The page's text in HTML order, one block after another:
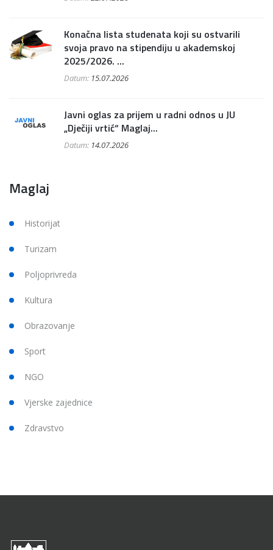
Konačna lista studenata koji su ostvarili
svoja pravo na stipendiju u akademskoj
2025/2026. ...
Datum: 15.07.2026
Javni oglas za prijem u radni odnos u JU
„Dječiji vrtić“ Maglaj...
Datum: 14.07.2026
Maglaj
Historijat
Turizam
Poljoprivreda
Kultura
Obrazovanje
Sport
NGO
Vjerske zajednice
Zdravstvo